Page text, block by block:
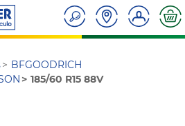
BFGOODRICH
185/60 R15 88V